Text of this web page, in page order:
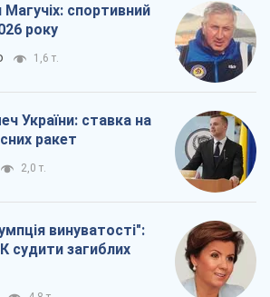
Магучіх: спортивний
року
1,6 т.
України: ставка на
ракет
2,0 т.
винуватості":
судити загиблих